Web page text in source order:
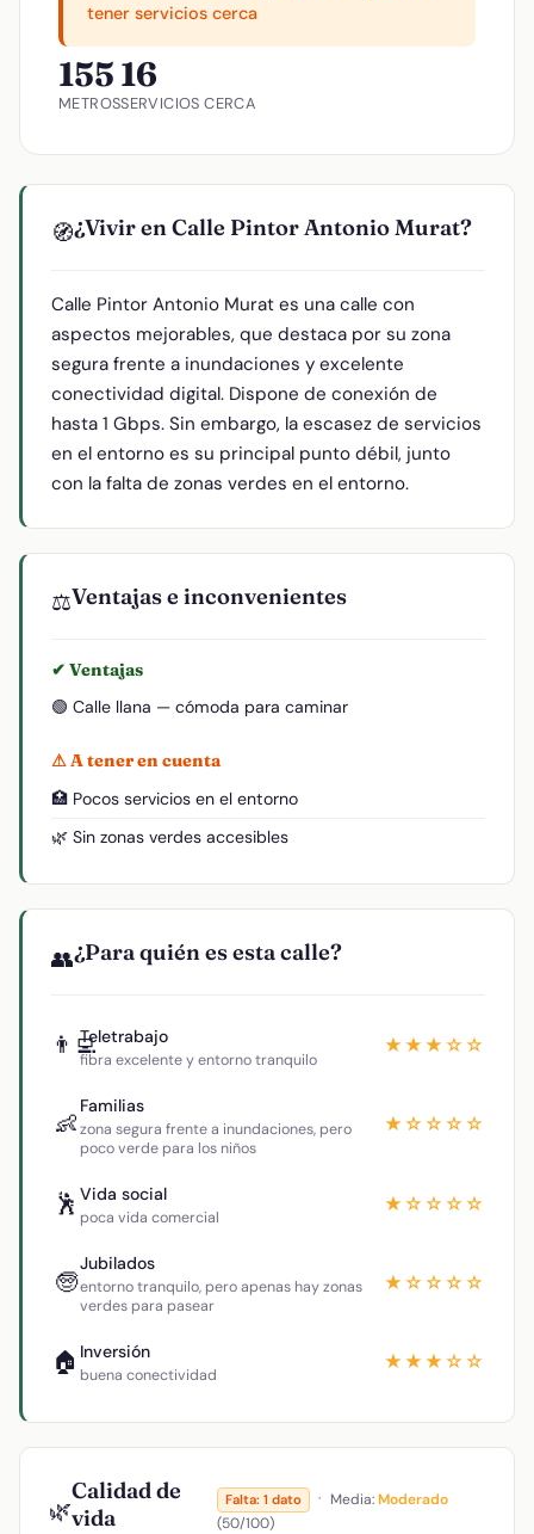
tener servicios cerca
155
METROS
16
SERVICIOS CERCA
🧭¿Vivir en Calle Pintor Antonio Murat?
Calle Pintor Antonio Murat es una calle con
aspectos mejorables, que destaca por su zona
segura frente a inundaciones y excelente
conectividad digital. Dispone de conexión de
hasta 1 Gbps. Sin embargo, la escasez de servicios
en el entorno es su principal punto débil, junto
con la falta de zonas verdes en el entorno.
⚖️Ventajas e inconvenientes
✔ Ventajas
🟢 Calle llana — cómoda para caminar
⚠ A tener en cuenta
🏥 Pocos servicios en el entorno
🌿 Sin zonas verdes accesibles
👥¿Para quién es esta calle?
👨‍💻Teletrabajo
fibra excelente y entorno tranquilo
★★★☆☆
👶
Familias
zona segura frente a inundaciones, pero
poco verde para los niños
★☆☆☆☆
🕺 Vida social
poca vida comercial
★☆☆☆☆
🧓
Jubilados
entorno tranquilo, pero apenas hay zonas
verdes para pasear
★☆☆☆☆
🏠 Inversión
buena conectividad
★★★☆☆
🌿
Calidad de
vida
Falta: 1 dato · Media:Moderado
(50/100)